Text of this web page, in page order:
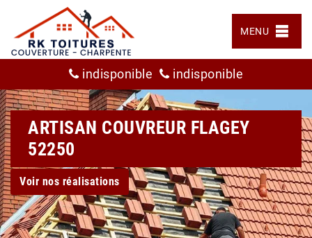
MENU
indisponible indisponible
ARTISAN COUVREUR FLAGEY
52250
Voir nos réalisations